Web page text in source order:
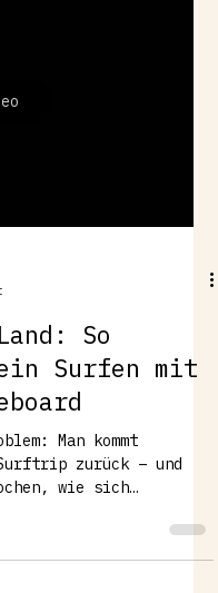
So
Surfen mit
Man kommt
zurück – und
wie sich
Surfskate-
haben wir bereits